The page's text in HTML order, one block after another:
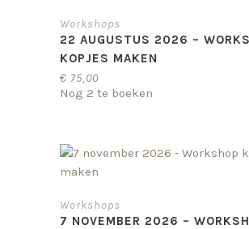
Workshops
22 AUGUSTUS 2026 –
KOPJES MAKEN
€ 75,00
Nog 2 te boeken
Workshops
7 NOVEMBER 2026 –